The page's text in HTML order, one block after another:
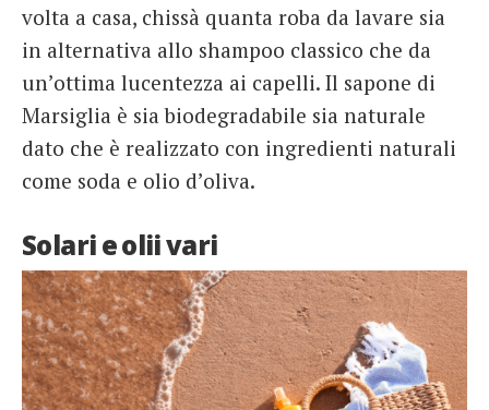
volta a casa, chissà quanta roba da lavare sia
in alternativa allo shampoo classico che da
un’ottima lucentezza ai capelli. Il sapone di
Marsiglia è sia biodegradabile sia naturale
dato che è realizzato con ingredienti naturali
come soda e olio d’oliva.
Solari e olii vari